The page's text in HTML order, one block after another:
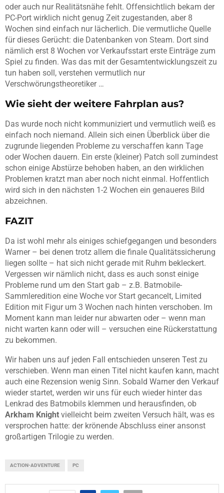
oder auch nur Realitätsnähe fehlt. Offensichtlich bekam der
PC-Port wirklich nicht genug Zeit zugestanden, aber 8
Wochen sind einfach nur lächerlich. Die vermutliche Quelle
für dieses Gerücht: die Datenbanken von Steam. Dort sind
nämlich erst 8 Wochen vor Verkaufsstart erste Einträge zum
Spiel zu finden. Was das mit der Gesamtentwicklungszeit zu
tun haben soll, verstehen vermutlich nur
Verschwörungstheoretiker …
Wie sieht der weitere Fahrplan aus?
Das wurde noch nicht kommuniziert und vermutlich weiß es
einfach noch niemand. Allein sich einen Überblick über die
zugrunde liegenden Probleme zu verschaffen kann Tage
oder Wochen dauern. Ein erste (kleiner) Patch soll zumindest
schon einige Abstürze behoben haben, an den wirklichen
Problemen kratzt man aber noch nicht einmal. Hoffentlich
wird sich in den nächsten 1-2 Wochen ein genaueres Bild
abzeichnen.
FAZIT
Da ist wohl mehr als einiges schiefgegangen und besonders
Warner – bei denen trotz allem die finale Qualitätssicherung
liegen sollte – hat sich nicht gerade mit Ruhm bekleckert.
Vergessen wir nämlich nicht, dass es auch sonst einige
Probleme rund um den Start gab – z.B. Batmobile-
Sammleredition eine Woche vor Start gecancelt, Limited
Edition mit Figur um 3 Wochen nach hinten verschoben. Im
Moment kann man leider nur abwarten oder – wenn man
nicht warten kann oder will – versuchen eine Rückerstattung
zu bekommen.
Wir haben uns auf jeden Fall entschieden unseren Test zu
verschieben. Wenn man einen Titel nicht kaufen kann, macht
auch eine Rezension wenig Sinn. Sobald Warner den Verkauf
wieder startet, werden wir uns für euch wieder hinter das
Lenkrad des Batmobils klemmen und herausfinden, ob
Arkham Knight vielleicht beim zweiten Versuch hält, was es
versprochen hatte: der krönende Abschluss einer ansonst
großartigen Trilogie zu werden.
ACTION-ADVENTURE PC